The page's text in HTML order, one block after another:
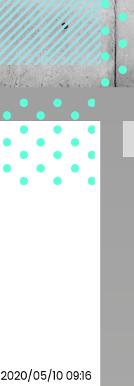
2020/05/10 09:16